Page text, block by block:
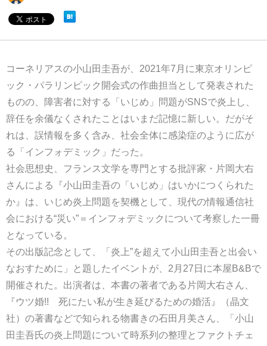
コーネリアスの小山田圭吾が、2021年7月に東京オリンピ
ック・パラリンピック開会式の作曲担当として発表された
ものの、障害者に対する「いじめ」問題がSNSで炎上し、
辞任を余儀なくされたことはいまだ記憶に新しい。だがそ
れは、誤情報を多く含み、社会全体に感染症のように広が
る「インフォデミック」だった。
社会思想史、フランス文学を専門とする批評家・片岡大右
さんによる『小山田圭吾の「いじめ」はいかにつくられた
か』は、いじめ炎上問題を契機として、現代の情報通信社
会における“災い”＝インフォデミックについて考察した一冊
となっている。
その出版記念として、「炎上”を超えて小山田圭吾と出会い
なおすために」と題したイベントが、2月27日に本屋B&Bで
開催された。出演者は、本書の著者である片岡大右さん、
『ウツ婚!! 死にたい私が生き延びるための婚活』（晶文
社）の著書などで知られる物書きの石田月美さん、「小山
田圭吾氏の炎上問題について時系列の整理とファクトチェ